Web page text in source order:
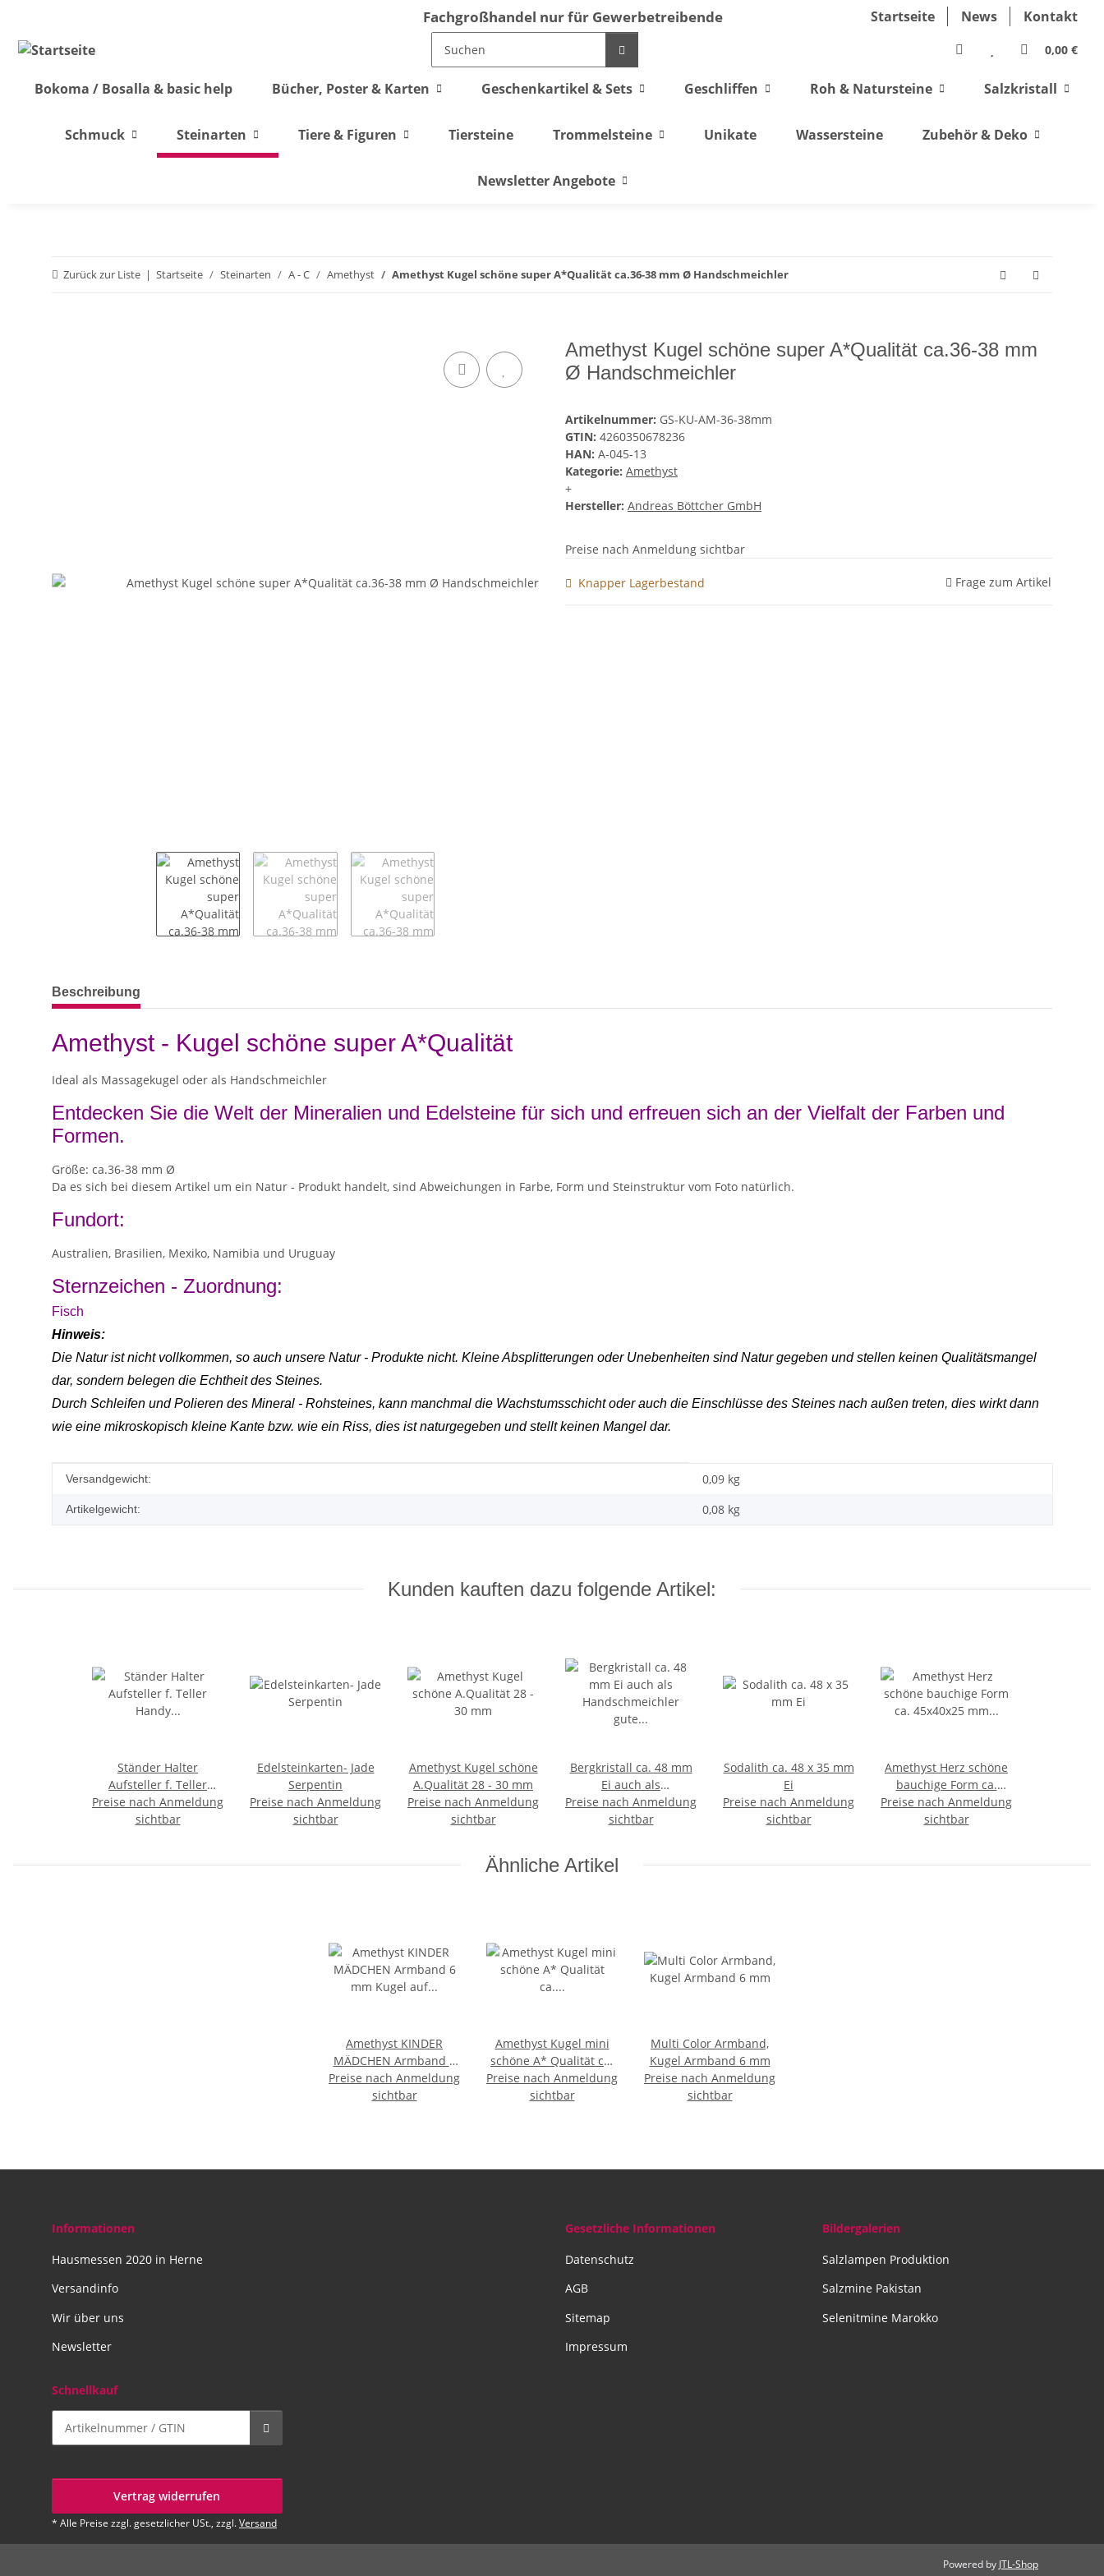
Fachgroßhandel nur für Gewerbetreibende Startseite News Kontakt
0,00 €
Bokoma / Bosalla & basic help Bücher, Poster & Karten Geschenkartikel & Sets Geschliffen Roh & Natursteine Salzkristall
Schmuck Steinarten Tiere & Figuren Tiersteine Trommelsteine Unikate Wassersteine Zubehör & Deko
Newsletter Angebote
Zurück zur Liste Startseite Steinarten A - C Amethyst Amethyst Kugel schöne super A*Qualität ca.36-38 mm Ø Handschmeichler
Amethyst Kugel schöne super A*Qualität ca.36-38 mm
Ø Handschmeichler
Artikelnummer: GS-KU-AM-36-38mm
GTIN: 4260350678236
HAN: A-045-13
Kategorie: Amethyst
+
Hersteller: Andreas Böttcher GmbH
Preise nach Anmeldung sichtbar
Knapper Lagerbestand Frage zum Artikel
weitere Registerkarten anzeigen
Beschreibung
Amethyst - Kugel schöne super A*Qualität
Ideal als Massagekugel oder als Handschmeichler
Entdecken Sie die Welt der Mineralien und Edelsteine für sich und erfreuen sich an der Vielfalt der Farben und
Formen.
Größe: ca.36-38 mm Ø
Da es sich bei diesem Artikel um ein Natur - Produkt handelt, sind Abweichungen in Farbe, Form und Steinstruktur vom Foto natürlich.
Fundort:
Australien, Brasilien, Mexiko, Namibia und Uruguay
Sternzeichen - Zuordnung:
Fisch
Hinweis:
Die Natur ist nicht vollkommen, so auch unsere Natur - Produkte nicht. Kleine Absplitterungen oder Unebenheiten sind Natur gegeben und stellen keinen Qualitätsmangel
dar, sondern belegen die Echtheit des Steines.
Durch Schleifen und Polieren des Mineral - Rohsteines, kann manchmal die Wachstumsschicht oder auch die Einschlüsse des Steines nach außen treten, dies wirkt dann
wie eine mikroskopisch kleine Kante bzw. wie ein Riss, dies ist naturgegeben und stellt keinen Mangel dar.
Produkteigenschaft
Wert
Versandgewicht: 0,09 kg
Artikelgewicht: 0,08 kg
Kunden kauften dazu folgende Artikel:
Ständer Halter
Aufsteller f. Teller
Handy Achatscheibe ca.
11 x 12 cm
Preise nach Anmeldung
sichtbar
Edelsteinkarten- Jade
Serpentin
Preise nach Anmeldung
sichtbar
Amethyst Kugel schöne
A.Qualität 28 - 30 mm
Preise nach Anmeldung
sichtbar
Bergkristall ca. 48 mm
Ei auch als
Handschmeichler gute
Steinqualität
Preise nach Anmeldung
sichtbar
Sodalith ca. 48 x 35 mm
Ei
Preise nach Anmeldung
sichtbar
Amethyst Herz schöne
bauchige Form ca.
45x40x25 mm als
Handschmeichler
Preise nach Anmeldung
sichtbar
Ähnliche Artikel
Amethyst KINDER
MÄDCHEN Armband 6
mm Kugel auf
Stretchband ca. 16-17
Preise nach Anmeldung
sichtbar
Amethyst Kugel mini
schöne A* Qualität ca.
20-22 mm Ø
Preise nach Anmeldung
sichtbar
Multi Color Armband,
Kugel Armband 6 mm
Preise nach Anmeldung
sichtbar
Informationen
Hausmessen 2020 in Herne
Versandinfo
Wir über uns
Newsletter
Gesetzliche Informationen
Datenschutz
AGB
Sitemap
Impressum
Bildergalerien
Salzlampen Produktion
Salzmine Pakistan
Selenitmine Marokko
Schnellkauf
Vertrag widerrufen
* Alle Preise zzgl. gesetzlicher USt., zzgl.Versand
Powered by JTL-Shop